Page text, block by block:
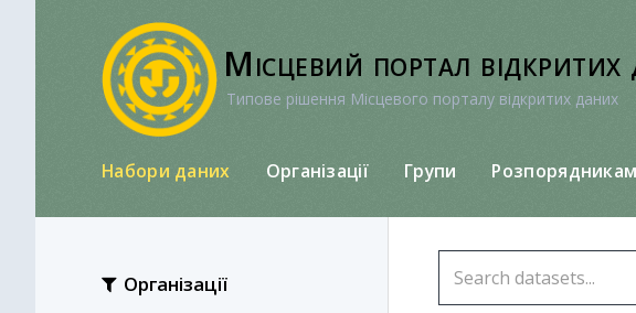
Місцевий портал
Типове рішення Місцевого порталу відкритих даних
Набори даних Організації Групи Розпорядникам
Організації